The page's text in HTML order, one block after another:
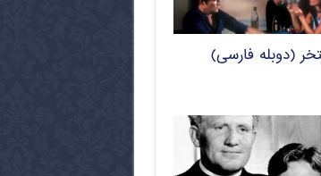
(دوبله فارسی)